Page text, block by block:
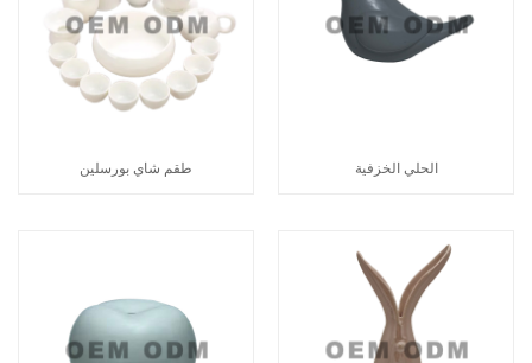
الحلي الخزفية طقم شاي بورسلين